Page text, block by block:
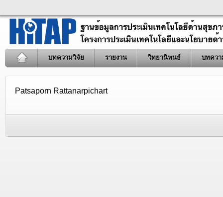
บทความวิจัย รายงาน วิทยานิพนธ์ บทควา
Patsaporn Rattanarpichart